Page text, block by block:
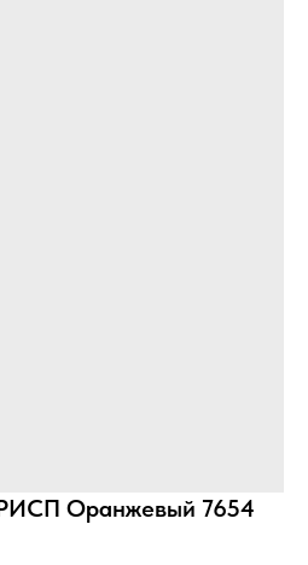
Оранжевый 7654